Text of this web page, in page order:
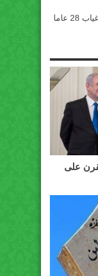
عاما
على